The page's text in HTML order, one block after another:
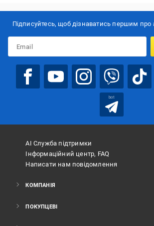
Підписуйтесь, щоб дізнаватись першим про
bot
АІ Служба підтримки
Інформаційний центр, FAQ
Написати нам повідомлення
КОМПАНІЯ
ПОКУПЦЕВІ